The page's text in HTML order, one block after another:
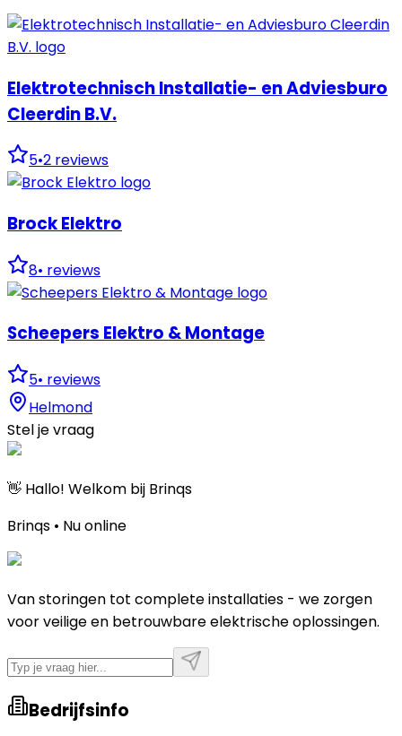
Elektrotechnisch Installatie- en Adviesburo
Cleerdin B.V.
5•2 reviews
Brock Elektro
8• reviews
Scheepers Elektro & Montage
5• reviews
Helmond
Stel je vraag
👋 Hallo! Welkom bij Brinqs
Brinqs • Nu online
Van storingen tot complete installaties - we zorgen
voor veilige en betrouwbare elektrische oplossingen.
Bedrijfsinfo